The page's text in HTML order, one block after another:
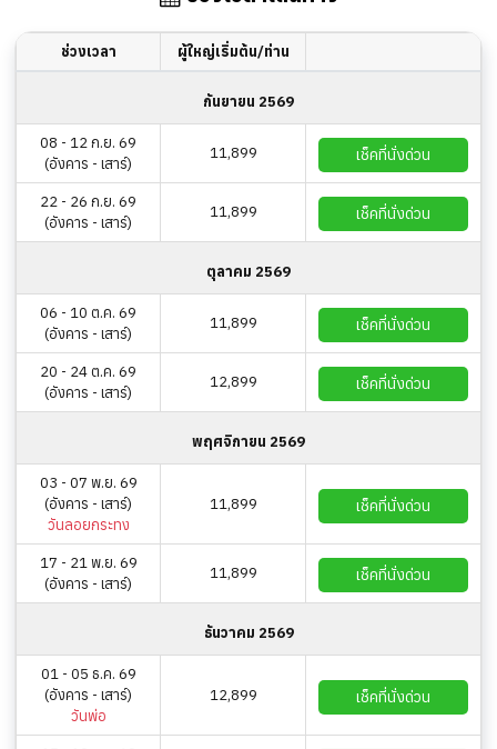
ช่วงเวลา ผู้ใหญ่เริ่มต้น/ท่าน
กันยายน 2569
08 - 12 ก.ย. 69
(อังคาร - เสาร์)
11,899 เช็คที่นั่งด่วน
22 - 26 ก.ย. 69
(อังคาร - เสาร์)
11,899 เช็คที่นั่งด่วน
ตุลาคม 2569
06 - 10 ต.ค. 69
(อังคาร - เสาร์)
11,899 เช็คที่นั่งด่วน
20 - 24 ต.ค. 69
(อังคาร - เสาร์)
12,899 เช็คที่นั่งด่วน
พฤศจิกายน 2569
03 - 07 พ.ย. 69
(อังคาร - เสาร์)
วันลอยกระทง
11,899 เช็คที่นั่งด่วน
17 - 21 พ.ย. 69
(อังคาร - เสาร์)
11,899 เช็คที่นั่งด่วน
ธันวาคม 2569
01 - 05 ธ.ค. 69
(อังคาร - เสาร์)
วันพ่อ
12,899 เช็คที่นั่งด่วน